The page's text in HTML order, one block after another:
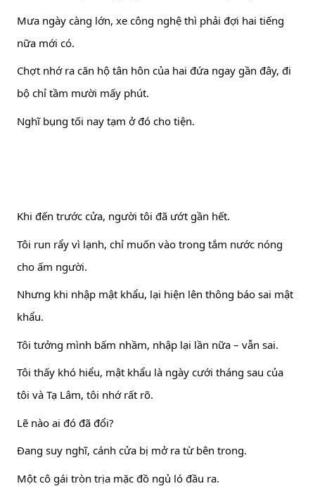
Mưa ngày càng lớn, xe công nghệ thì phải đợi hai tiếng
nữa mới có.
Chợt nhớ ra căn hộ tân hôn của hai đứa ngay gần đây, đi
bộ chỉ tầm mười mấy phút.
Nghĩ bụng tối nay tạm ở đó cho tiện.
Khi đến trước cửa, người tôi đã ướt gần hết.
Tôi run rẩy vì lạnh, chỉ muốn vào trong tắm nước nóng
cho ấm người.
Nhưng khi nhập mật khẩu, lại hiện lên thông báo sai mật
khẩu.
Tôi tưởng mình bấm nhầm, nhập lại lần nữa – vẫn sai.
Tôi thấy khó hiểu, mật khẩu là ngày cưới tháng sau của
tôi và Tạ Lâm, tôi nhớ rất rõ.
Lẽ nào ai đó đã đổi?
Đang suy nghĩ, cánh cửa bị mở ra từ bên trong.
Một cô gái tròn trịa mặc đồ ngủ ló đầu ra.